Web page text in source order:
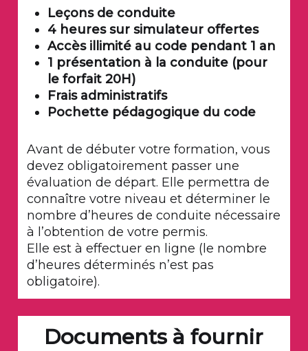
Leçons de conduite
4 heures sur simulateur offertes
Accès illimité au code pendant 1 an
1 présentation à la conduite (pour
le forfait 20H)
Frais administratifs
Pochette pédagogique du code
Avant de débuter votre formation, vous
devez obligatoirement passer une
évaluation de départ. Elle permettra de
connaître votre niveau et déterminer le
nombre d’heures de conduite nécessaire
à l’obtention de votre permis.
Elle est à effectuer en ligne (le nombre
d’heures déterminés n’est pas
obligatoire).
Documents à fournir